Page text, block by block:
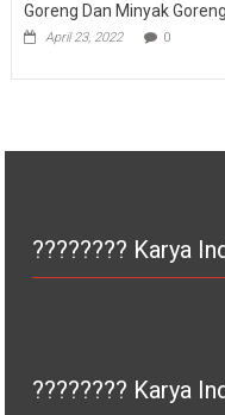
Goreng Dan Minyak Goreng
April 23, 2022 0
???????? Karya
???????? Karya